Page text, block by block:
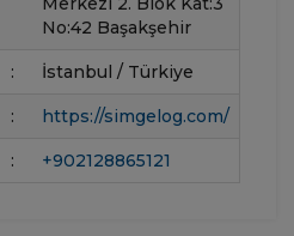
No:42 Başakşehir
: İstanbul / Türkiye
: https://simgelog.com/
: +902128865121